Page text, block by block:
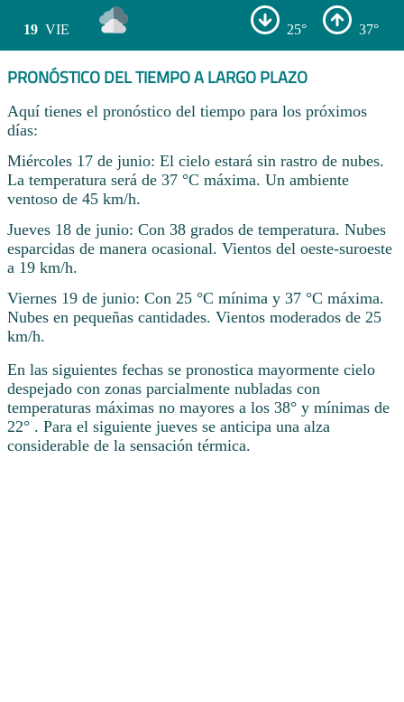
19 VIE 25° 37°
PRONÓSTICO DEL TIEMPO A LARGO PLAZO
Aquí tienes el pronóstico del tiempo para los próximos
días:
Miércoles 17 de junio: El cielo estará sin rastro de nubes.
La temperatura será de 37 °C máxima. Un ambiente
ventoso de 45 km/h.
Jueves 18 de junio: Con 38 grados de temperatura. Nubes
esparcidas de manera ocasional. Vientos del oeste-suroeste
a 19 km/h.
Viernes 19 de junio: Con 25 °C mínima y 37 °C máxima.
Nubes en pequeñas cantidades. Vientos moderados de 25
km/h.
En las siguientes fechas se pronostica mayormente cielo
despejado con zonas parcialmente nubladas con
temperaturas máximas no mayores a los 38° y mínimas de
22° . Para el siguiente jueves se anticipa una alza
considerable de la sensación térmica.